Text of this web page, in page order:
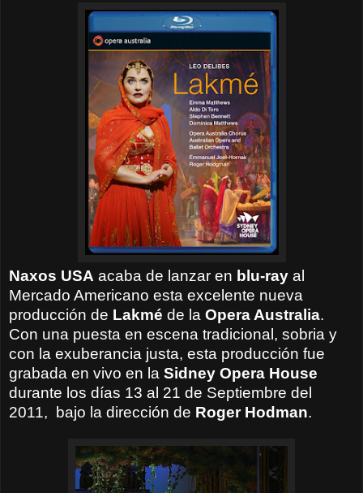
Naxos USA acaba de lanzar en blu-ray al
Mercado Americano esta excelente nueva
producción de Lakmé de la Opera Australia.
Con una puesta en escena tradicional, sobria y
con la exuberancia justa, esta producción fue
grabada en vivo en la Sidney Opera House
durante los días 13 al 21 de Septiembre del
2011, bajo la dirección de Roger Hodman.